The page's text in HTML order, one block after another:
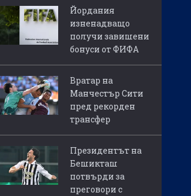
Йордания
изненадващо
получи завишени
бонуси от ФИФА
Вратар на
Манчестър Сити
пред рекорден
трансфер
Президентът на
Бешикташ
потвърди за
преговори с